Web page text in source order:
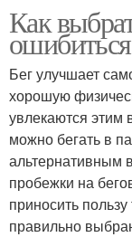
Как
Бег улучшает
хорошую
увлекаются этим
можно бегать в
альтернативным
пробежки на
приносить
правильно